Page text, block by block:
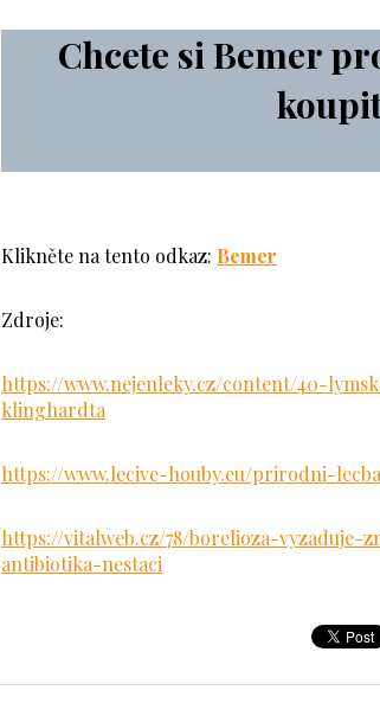
Chcete si Bemer
Klikněte na tento odkaz: Bemer
Zdroje:
https://www.nejenleky.cz/content/40-
klinghardta
https://www.lecive-houby.eu/prirodni-
https://vitalweb.cz/78/borelioza-vyzaduje-
antibiotika-nestaci